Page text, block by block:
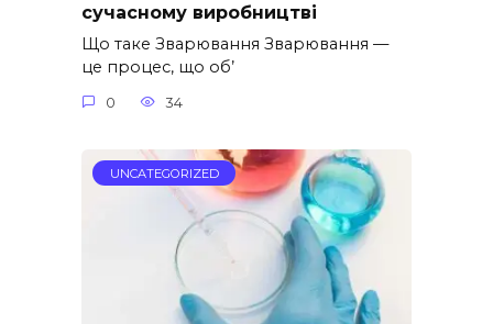
сучасному виробництві
Що таке Зварювання Зварювання —
це процес, що об’
0 34
UNCATEGORIZED